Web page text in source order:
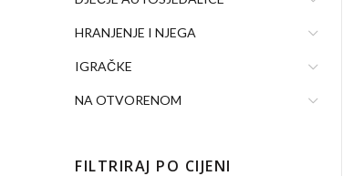
HRANJENJE I NJEGA
IGRAČKE
NA OTVORENOM
FILTRIRAJ PO CIJENI